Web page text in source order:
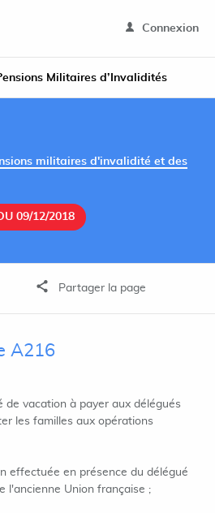
Connexion
Militaires d’Invalidités
militaires d'invalidité et des
09/12/2018
Partager la page
A216
de vacation à payer aux délégués
les familles aux opérations
effectuée en présence du délégué
l'ancienne Union française ;